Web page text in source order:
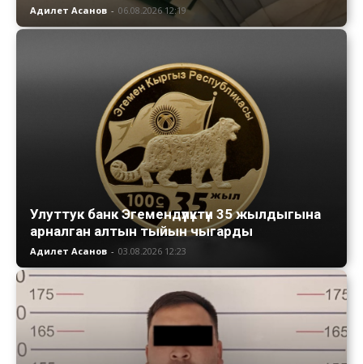
Адилет Асанов - 06.08.2026 12:19
Улуттук банк Эгемендүүлүктүн 35 жылдыгына
арналган алтын тыйын чыгарды
Адилет Асанов - 03.08.2026 12:23